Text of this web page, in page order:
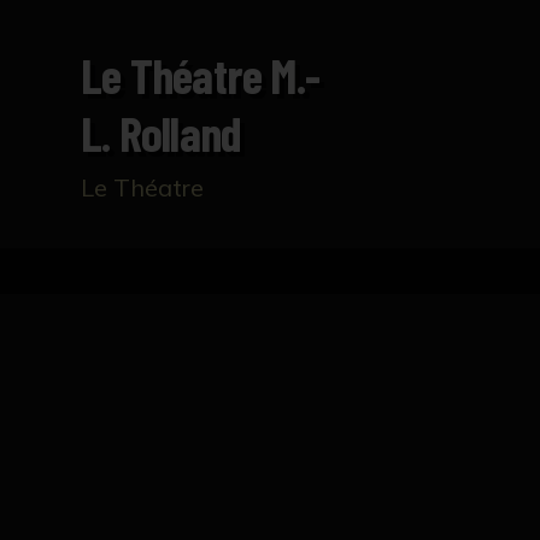
Le Théatre M.-
L. Rolland
Le Théatre